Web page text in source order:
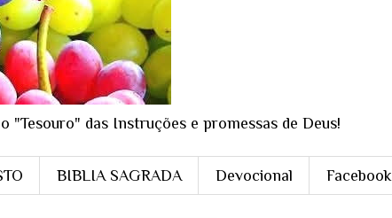
"Tesouro" das Instruções e promessas de Deus!
BIBLIA SAGRADA Devocional Facebook